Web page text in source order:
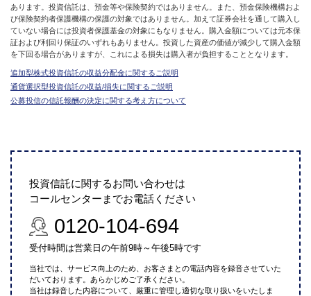
あります。投資信託は、預金等や保険契約ではありません。また、預金保険機構およ
び保険契約者保護機構の保護の対象ではありません。加えて証券会社を通して購入し
ていない場合には投資者保護基金の対象にもなりません。購入金額については元本保
証および利回り保証のいずれもありません。投資した資産の価値が減少して購入金額
を下回る場合がありますが、これによる損失は購入者が負担することとなります。
追加型株式投資信託の収益分配金に関するご説明
通貨選択型投資信託の収益/損失に関するご説明
公募投信の信託報酬の決定に関する考え方について
投資信託に関するお問い合わせは
コールセンターまでお電話ください
0120-104-694
受付時間は営業日の午前9時～午後5時です
当社では、サービス向上のため、お客さまとの電話内容を録音させていた
だいております。あらかじめご了承ください。
当社は録音した内容について、厳重に管理し適切な取り扱いをいたしま